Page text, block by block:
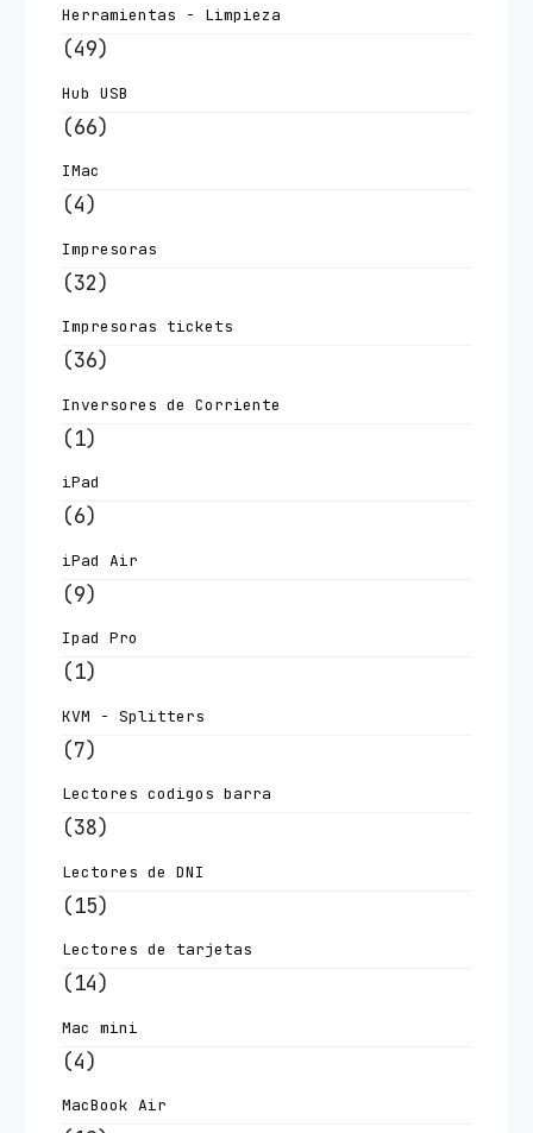
Herramientas - Limpieza
(49)
Hub USB
(66)
IMac
(4)
Impresoras
(32)
Impresoras tickets
(36)
Inversores de Corriente
(1)
iPad
(6)
iPad Air
(9)
Ipad Pro
(1)
KVM - Splitters
(7)
Lectores codigos barra
(38)
Lectores de DNI
(15)
Lectores de tarjetas
(14)
Mac mini
(4)
MacBook Air